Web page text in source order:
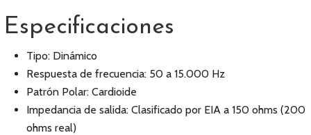
Especificaciones
Tipo: Dinámico
Respuesta de frecuencia: 50 a 15.000 Hz
Patrón Polar: Cardioide
Impedancia de salida: Clasificado por EIA a 150 ohms (200
ohms real)